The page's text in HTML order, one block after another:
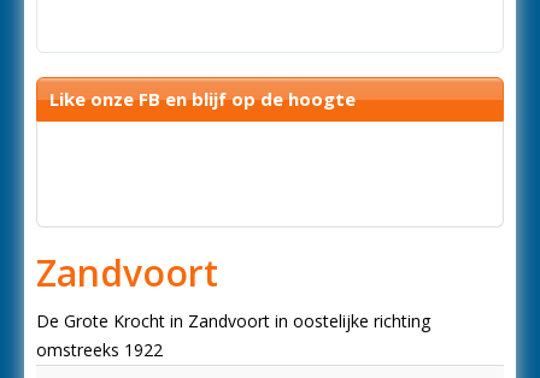
Like onze FB en blijf op de hoogte
Zandvoort
De Grote Krocht in Zandvoort in oostelijke richting
omstreeks 1922